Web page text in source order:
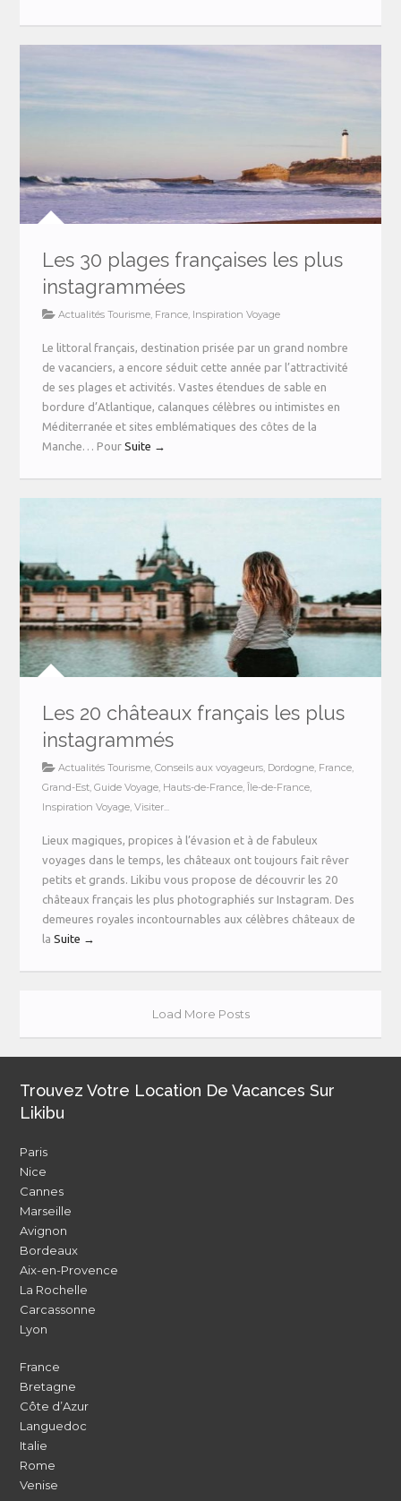
Les 30 plages françaises les plus
instagrammées
Actualités Tourisme, France, Inspiration Voyage
Le littoral français, destination prisée par un grand nombre
de vacanciers, a encore séduit cette année par l’attractivité
de ses plages et activités. Vastes étendues de sable en
bordure d’Atlantique, calanques célèbres ou intimistes en
Méditerranée et sites emblématiques des côtes de la
Manche… PourSuite →
Les 20 châteaux français les plus
instagrammés
Actualités Tourisme,Conseils aux voyageurs, Dordogne, France,
Grand-Est,Guide Voyage, Hauts-de-France,Île-de-France,
Inspiration Voyage,Visiter...
Lieux magiques, propices à l’évasion et à de fabuleux
voyages dans le temps, les châteaux ont toujours fait rêver
petits et grands. Likibu vous propose de découvrir les 20
châteaux français les plus photographiés sur Instagram. Des
demeures royales incontournables aux célèbres châteaux de
laSuite →
Load More Posts
Trouvez Votre Location De Vacances Sur
Likibu
Paris
Nice
Cannes
Marseille
Avignon
Bordeaux
Aix-en-Provence
La Rochelle
Carcassonne
Lyon
France
Bretagne
Côte d’Azur
Languedoc
Italie
Rome
Venise